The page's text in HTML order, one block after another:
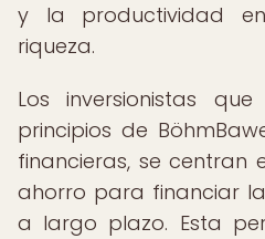
y la productividad
riqueza.
Los inversionistas
principios de
financieras, se centran
ahorro para financiar
a largo plazo. Esta